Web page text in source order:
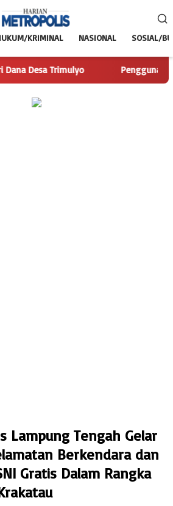
KRIMINAL NASIONAL SOSIAL/
Trimulyo Pengguna Jalan
Lampung Tengah Gelar
Berkendara dan
Gratis Dalam Rangka